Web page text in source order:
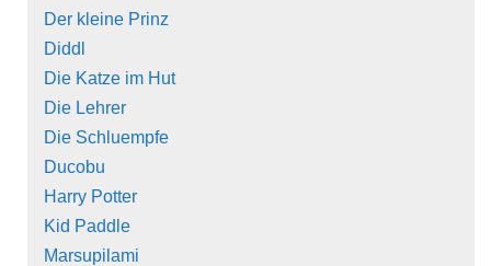
Der kleine Prinz
Diddl
Die Katze im Hut
Die Lehrer
Die Schluempfe
Ducobu
Harry Potter
Kid Paddle
Marsupilami